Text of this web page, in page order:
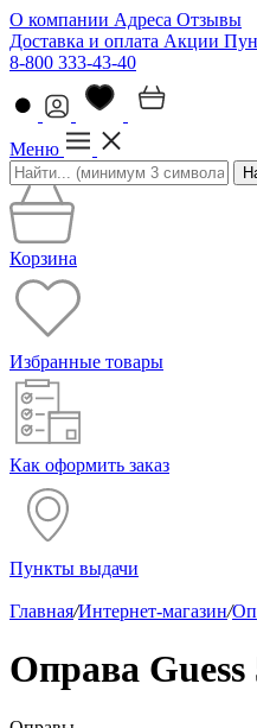
О компании Адреса Отзывы
Доставка и оплата Акции
8-800 333-43-40
Меню
Корзина
Избранные товары
Как оформить заказ
Пункты выдачи
Главная/Интернет-магазин/
Оправа Guess